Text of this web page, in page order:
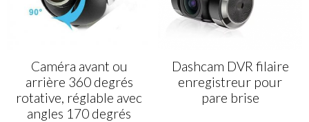
Caméra avant ou
arrière 360 degrés
rotative, réglable avec
angles 170 degrés
Dashcam DVR filaire
enregistreur pour
pare brise